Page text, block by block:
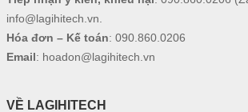
info@lagihitech.vn.
Hóa đơn – Kế toán: 090.860.0206
Email: hoadon@lagihitech.vn
VỀ LAGIHITECH